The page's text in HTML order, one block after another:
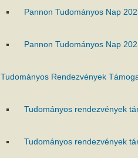
Pannon Tudományos Nap
Pannon Tudományos Nap
Tudományos Rendezvények
Tudományos rendezvények
Tudományos rendezvények